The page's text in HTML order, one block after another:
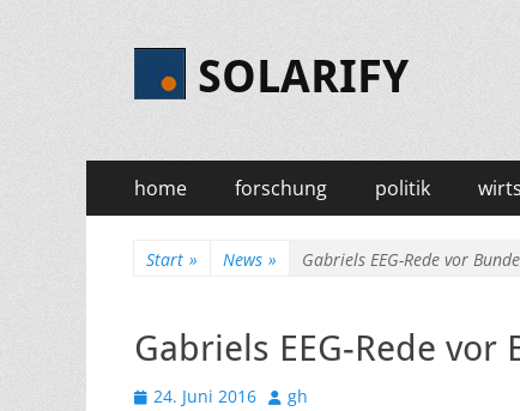
SOLARIFY
Primäres
Menü
Zum
Inhalt
home forschung politik
Start » News » Gabriels EEG-Rede vor
Gabriels EEG-Rede vor
Veröffentlicht
24. Juni 2016 Autor
gh